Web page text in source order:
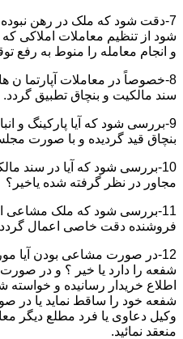
7-دقت شود که ملک در رهن
شود از تنظیم معاملات املاکی
و انجام معامله را منوط به رفع
8-خصوصاً در معاملات آپارتما
سند مالکیت و بنچاق تطبیق گردد.
9-بررسی شود که آیا پارکینگ و
بنچاق قید گردیده و با صورت
10-بررسی شود که آیا در سند
مجاور در نظر گرفته شده یاخیر؟
11-بررسی شود که ملک مشاعی
فروشنده دقت خاصی اعمال
12-در صورت مشاعی بودن آیا
شفعه را دارد یا خیر ؟ و در
اطلاع خریدار رسانیده و
شفعه خود را ساقط نماید یا در
وکیل دعاوی یا فرد مطلع دیگر
منعقد نمائید.